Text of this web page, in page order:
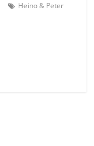
Heino & Peter